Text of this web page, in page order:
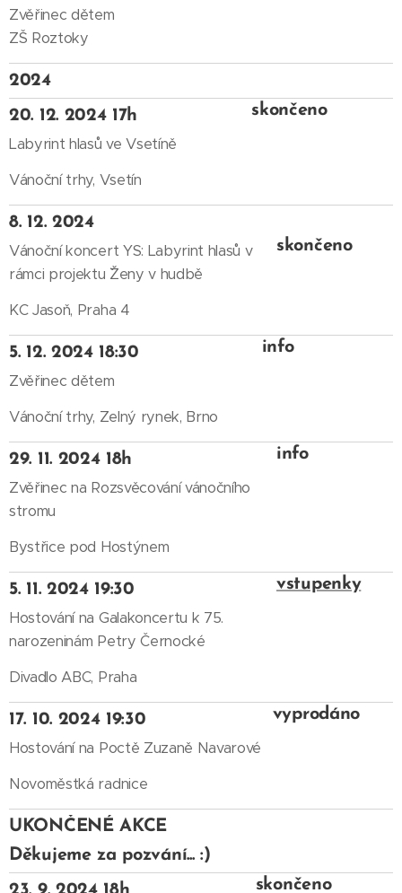
Zvěřinec dětem
ZŠ Roztoky
2024
20. 12. 2024 17h
Labyrint hlasů ve Vsetíně
Vánoční trhy, Vsetín
skončeno
8. 12. 2024
Vánoční koncert YS: Labyrint hlasů v
rámci projektu ˇŽeny v hudbě
KC Jasoň, Praha 4
skončeno
5. 12. 2024 18:30
Zvěřinec dětem
Vánoční trhy, Zelný rynek, Brno
info
29. 11. 2024 18h
Zvěřinec na Rozsvěcování vánočního
stromu
Bystřice pod Hostýnem
info
5. 11. 2024 19:30
Hostování na Galakoncertu k 75.
narozeninám Petry Černocké
Divadlo ABC, Praha
vstupenky
17. 10. 2024 19:30
Hostování na Poctě Zuzaně Navarové
Novoměstká radnice
vyprodáno
UKONČENÉ AKCE
Děkujeme za pozvání... :)
skončeno